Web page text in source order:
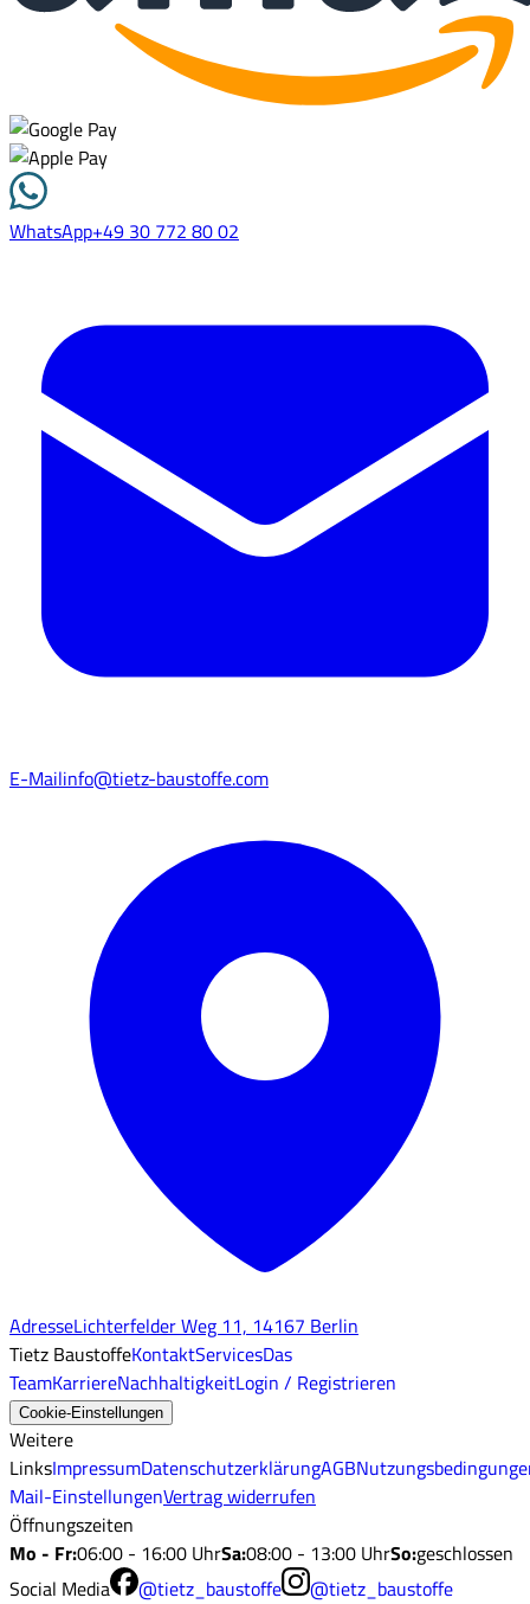
WhatsApp+49 30 772 80 02
E-Mailinfo@tietz-baustoffe.com
AdresseLichterfelder Weg 11, 14167 Berlin
Tietz BaustoffeKontaktServicesDas
TeamKarriereNachhaltigkeitLogin / Registrieren
Cookie-Einstellungen
Weitere
LinksImpressumDatenschutzerklärungAGB
Mail-EinstellungenVertrag widerrufen
Öffnungszeiten
Mo - Fr:06:00 - 16:00 UhrSa:08:00 - 13:00 UhrSo:geschlossen
Social Media
@tietz_baustoffe @tietz_baustoffe